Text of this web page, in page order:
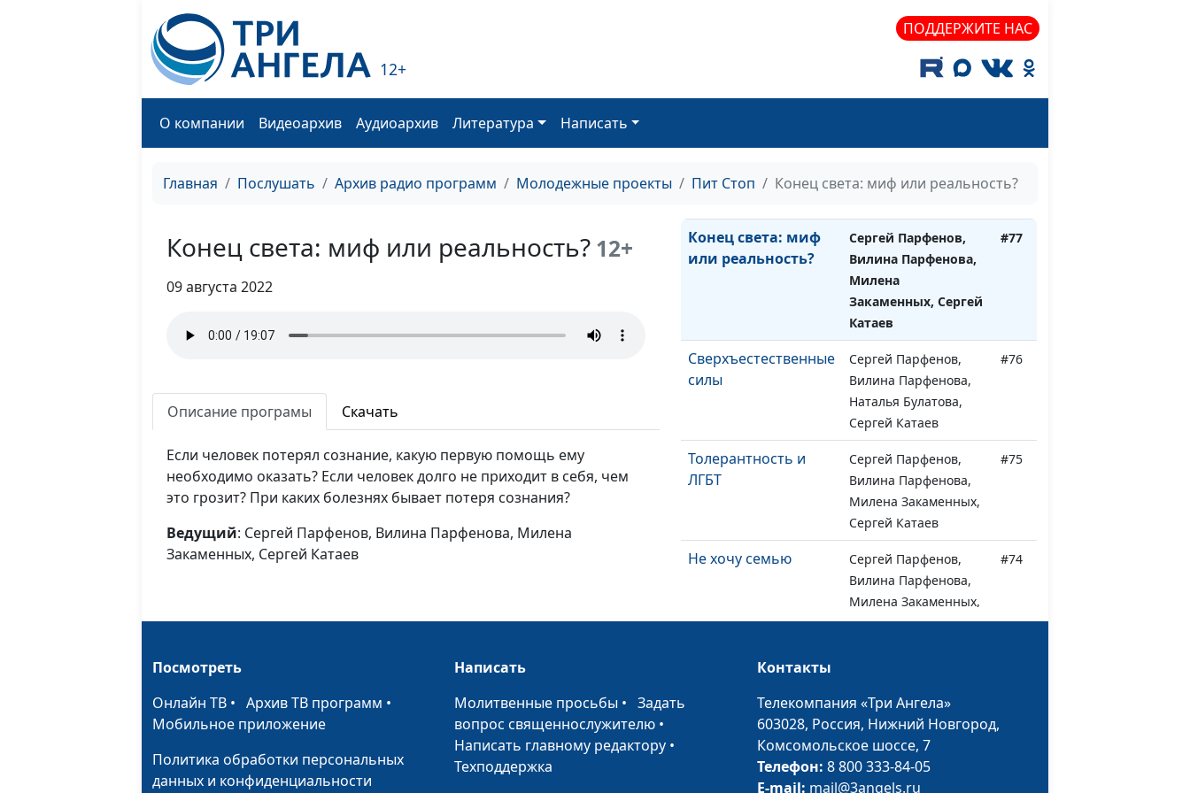
12+
ПОДДЕРЖИТЕ НАС
О компании Видеоархив Аудиоархив Литература Написать
Главная Послушать Архив радио программ Молодежные проекты Пит Стоп Конец света: миф или реальность?
Конец света: миф или реальность? 12+
09 августа 2022
Описание програмы Скачать
Если человек потерял сознание, какую первую помощь ему
необходимо оказать? Если человек долго не приходит в себя, чем
это грозит? При каких болезнях бывает потеря сознания?
Ведущий: Сергей Парфенов, Вилина Парфенова, Милена
Закаменных, Сергей Катаев
Сергей Парфенов,
Вилина Парфенова,
Милена Закаменных,
Сергей Катаев
#79
Милена Закаменных,
Конец света: миф
или реальность?
Сергей Парфенов,
Вилина Парфенова,
Милена
Закаменных, Сергей
Катаев
#77
Сверхъестественные
силы
Сергей Парфенов,
Вилина Парфенова,
Наталья Булатова,
Сергей Катаев
#76
Толерантность и
ЛГБТ
Сергей Парфенов,
Вилина Парфенова,
Милена Закаменных,
Сергей Катаев
#75
Не хочу семью
Сергей Парфенов,
Вилина Парфенова,
Милена Закаменных,
Сергей Катаев
#74
Любовь живет три
Милена Закаменных,
Сергей Катаев
Простить и
отпустить
Сергей Парфенов,
Вилина Парфенова,
Посмотреть
Онлайн ТВ • Архив ТВ программ •
Мобильное приложение
Политика обработки персональных
данных и конфиденциальности
Написать
Молитвенные просьбы •Задать
вопрос священнослужителю •
Написать главному редактору •
Техподдержка
Контакты
Телекомпания «Три Ангела»
603028, Россия, Нижний Новгород,
Комсомольское шоссе, 7
Телефон: 8 800 333-84-05
E-mail: mail@3angels.ru